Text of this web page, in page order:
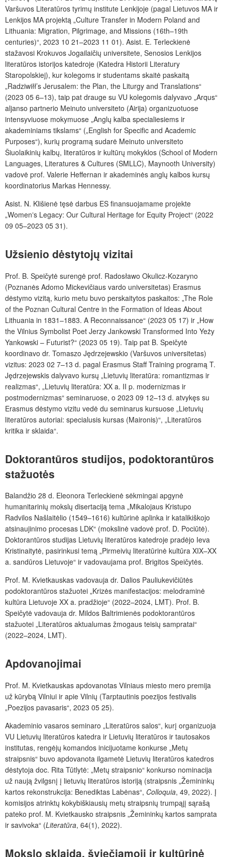
Varšuvos Literatūros tyrimų institute Lenkijoje (pagal Lietuvos MA ir
Lenkijos MA projektą „Culture Transfer in Modern Poland and
Lithuania: Migration, Pilgrimage, and Missions (16th–19th
centuries)“, 2023 10 21–2023 11 01). Asist. E. Terleckienė
stažavosi Krokuvos Jogailaičių universitete, Senosios Lenkijos
literatūros istorijos katedroje (Katedra Historii Literatury
Staropolskiej), kur kolegoms ir studentams skaitė paskaitą
„Radziwiłł’s Jerusalem: the Plan, the Liturgy and Translations“
(2023 05 6–13), taip pat drauge su VU kolegomis dalyvavo „Arqus“
aljanso partnerio Meinuto universiteto (Airija) organizuotuose
intensyviuose mokymuose „Anglų kalba specialiesiems ir
akademiniams tikslams“ („English for Specific and Academic
Purposes“), kurių programą sudarė Meinuto universiteto
Šiuolaikinių kalbų, literatūros ir kultūrų mokyklos (School of Modern
Languages, Literatures & Cultures (SMLLC), Maynooth University)
vadovė prof. Valerie Heffernan ir akademinės anglų kalbos kursų
koordinatorius Markas Hennessy.
Asist. N. Klišienė tęsė darbus ES finansuojamame projekte
„Womenʼs Legacy: Our Cultural Heritage for Equity Project“ (2022
09 05–2023 05 31).
Užsienio dėstytojų vizitai
Prof. B. Speičytė surengė prof. Radosławo Okulicz-Kozaryno
(Poznanės Adomo Mickevičiaus vardo universitetas) Erasmus
dėstymo vizitą, kurio metu buvo perskaitytos paskaitos: „The Role
of the Poznan Cultural Centre in the Formation of Ideas About
Lithuania in 1831–1883. A Reconnaissance“ (2023 05 17) ir „How
the Vilnius Symbolist Poet Jerzy Jankowski Transformed Into Yeży
Yankowski – Futurist?“ (2023 05 19). Taip pat B. Speičytė
koordinavo dr. Tomaszo Jędrzejewskio (Varšuvos universitetas)
vizitus: 2023 02 7–13 d. pagal Erasmus Staff Training programą T.
Jędrzejewskis dalyvavo kursų „Lietuvių literatūra: romantizmas ir
realizmas“, „Lietuvių literatūra: XX a. II p. modernizmas ir
postmodernizmas“ seminaruose, o 2023 09 12–13 d. atvykęs su
Erasmus dėstymo vizitu vedė du seminarus kursuose „Lietuvių
literatūros autoriai: specialusis kursas (Maironis)“, „Literatūros
kritika ir sklaida“.
Doktorantūros studijos, podoktorantūros
stažuotės
Balandžio 28 d. Eleonora Terleckienė sėkmingai apgynė
humanitarinių mokslų disertaciją tema „Mikalojaus Kristupo
Radvilos Našlaitėlio (1549–1616) kultūrinė aplinka ir katalikiškojo
atsinaujinimo procesas LDK“ (mokslinė vadovė prof. D. Pociūtė).
Doktorantūros studijas Lietuvių literatūros katedroje pradėjo Ieva
Kristinaitytė, pasirinkusi temą „Pirmeivių literatūrinė kultūra XIX–XX
a. sandūros Lietuvoje“ ir vadovaujama prof. Brigitos Speičytės.
Prof. M. Kvietkauskas vadovauja dr. Dalios Pauliukevičiūtės
podoktorantūros stažuotei „Krizės manifestacijos: melodraminė
kultūra Lietuvoje XX a. pradžioje“ (2022–2024, LMT). Prof. B.
Speičytė vadovauja dr. Mildos Baltrimienės podoktorantūros
stažuotei „Literatūros aktualumas žmogaus teisių sampratai“
(2022–2024, LMT).
Apdovanojimai
Prof. M. Kvietkauskas apdovanotas Vilniaus miesto mero premija
už kūrybą Vilniui ir apie Vilnių (Tarptautinis poezijos festivalis
„Poezijos pavasaris“, 2023 05 25).
Akademinio vasaros seminaro „Literatūros salos“, kurį organizuoja
VU Lietuvių literatūros katedra ir Lietuvių literatūros ir tautosakos
institutas, rengėjų komandos inicijuotame konkurse „Metų
straipsnis“ buvo apdovanota ilgametė Lietuvių literatūros katedros
dėstytoja doc. Rita Tūtlytė: „Metų straipsnio“ konkurso nominacija
už naują žvilgsnį į lietuvių literatūros istoriją (straipsnis „Žemininkų
kartos rekonstrukcija: Benediktas Labėnas“, Colloquia, 49, 2022). Į
komisijos atrinktų kokybiškiausių metų straipsnių trumpąjį sąrašą
pateko prof. M. Kvietkausko straipsnis „Žemininkų kartos samprata
ir savivoka“ (Literatūra, 64(1), 2022).
Mokslo sklaida, šviečiamoji ir kultūrinė